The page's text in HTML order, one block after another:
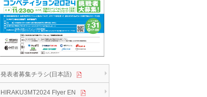
発表者募集チラシ(日本語)
HIRAKU3MT2024 Flyer EN